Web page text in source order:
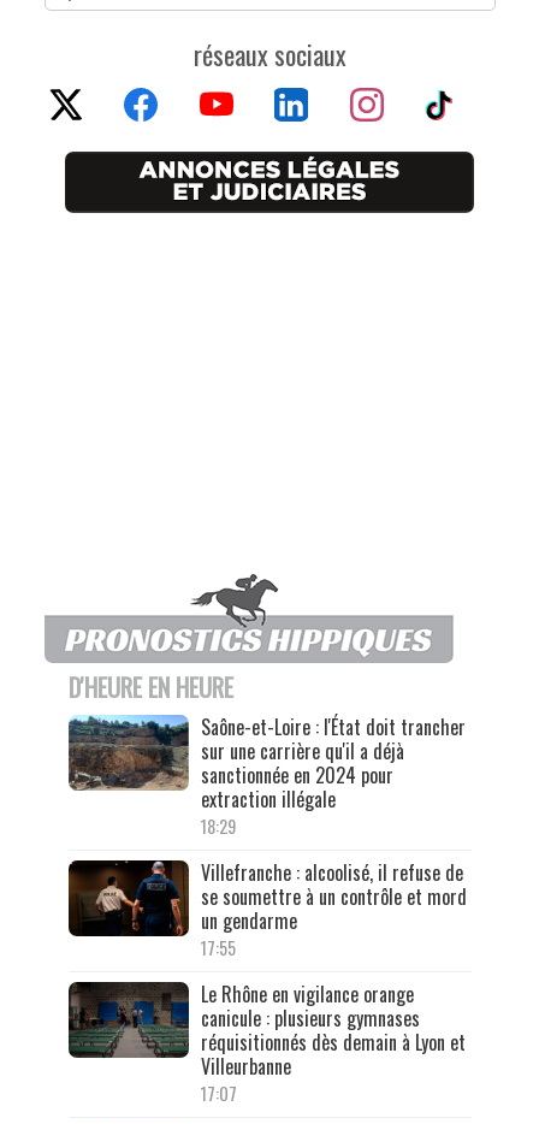
réseaux sociaux
D'HEURE EN HEURE
Saône-et-Loire : l'État doit trancher
sur une carrière qu'il a déjà
sanctionnée en 2024 pour
extraction illégale
18:29
Villefranche : alcoolisé, il refuse de
se soumettre à un contrôle et mord
un gendarme
17:55
Le Rhône en vigilance orange
canicule : plusieurs gymnases
réquisitionnés dès demain à Lyon et
Villeurbanne
17:07